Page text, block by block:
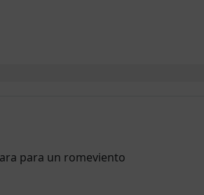
para un romeviento